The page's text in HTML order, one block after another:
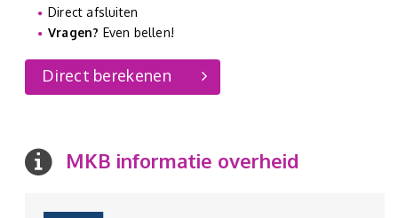
Direct afsluiten
Vragen? Even bellen!
Direct berekenen
MKB informatie overheid